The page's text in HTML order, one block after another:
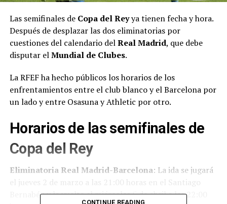
Las semifinales de Copa del Reyya tienen fecha y hora.
Después de desplazar las dos eliminatorias por
cuestiones del calendario delReal Madrid, que debe
disputar elMundial de Clubes.
La RFEF ha hecho públicos los horarios de los
enfrentamientos entre el club blanco y el Barcelona por
un lado y entre Osasuna y Athletic por otro.
Horarios de las semifinales de
Copa del Rey
Eliminatoria Real Madrid-Barcelona: La ida se jugará
el jueves 2 de marzo a las 21:00 horas en el Santiago
Bernabéu y la vuelta el miércoles 5 de abril a las 22:00
CONTINUE READING